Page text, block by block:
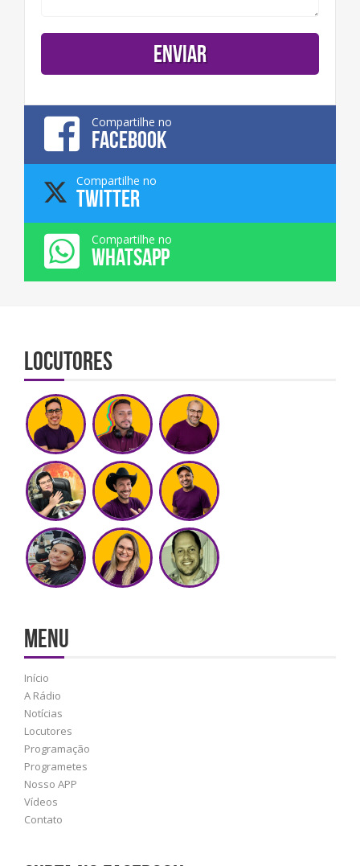
Compartilhe no
FACEBOOK
Compartilhe no
TWITTER
Compartilhe no
WHATSAPP
Locutores
MENU
Início
A Rádio
Notícias
Locutores
Programação
Programetes
Nosso APP
Vídeos
Contato